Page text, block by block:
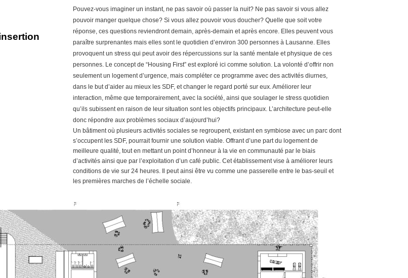
Pouvez-vous imaginer un instant, ne pas savoir où passer la nuit? Ne pas savoir si vous allez
pouvoir manger quelque chose? Si vous allez pouvoir vous doucher? Quelle que soit votre
réponse, ces questions reviendront demain, après-demain et après encore. Elles peuvent vous
paraître surprenantes mais elles sont le quotidien d’environ 300 personnes à Lausanne. Elles
provoquent un stress qui peut avoir des répercussions sur la santé mentale et physique de ces
personnes. Le concept de “Housing First” est exploré ici comme solution. La volonté d’offrir non
seulement un logement d’urgence, mais compléter ce programme avec des activités diurnes,
dans le but d’aider au mieux les SDF, et changer le regard porté sur eux. Améliorer leur
interaction, même que temporairement, avec la société, ainsi que soulager le stress quotidien
qu’ils subissent en raison de leur situation sont les objectifs principaux. L’architecture peut-elle
donc répondre aux problèmes sociaux d’aujourd’hui?
Un bâtiment où plusieurs activités sociales se regroupent, existant en symbiose avec un parc dont
s’occupent les SDF, pourrait fournir une solution viable. Offrant d’une part du logement de
meilleure qualité, tout en mettant un point d’honneur à la vie en communauté par le biais
d’activités ainsi que par l’exploitation d’un café public. Cet établissement vise à améliorer leurs
conditions de vie sur 24 heures. Il peut ainsi être vu comme une passerelle entre le bas-seuil et
les premières marches de l’échelle sociale.